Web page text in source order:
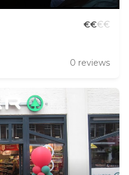
€€€€
0 reviews